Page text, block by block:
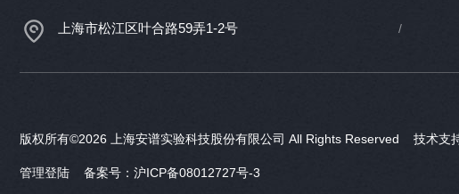
上海市松江区叶合路59弄1-2号
版权所有©2026 上海安谱实验科技股份有限公司 All Rights Reserved 技术支
管理登陆 备案号：沪ICP备08012727号-3